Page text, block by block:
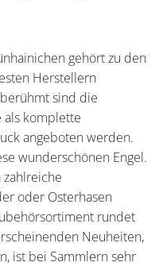
gehört zu den
Herstellern
sind die
komplette
angeboten werden.
wunderschönen Engel.
oder Osterhasen
rundet
Neuheiten,
ist bei Sammlern sehr